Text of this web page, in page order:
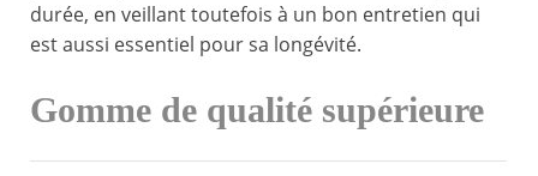
durée, en veillant toutefois à un bon entretien qui
est aussi essentiel pour sa longévité.
Gomme de qualité supérieure